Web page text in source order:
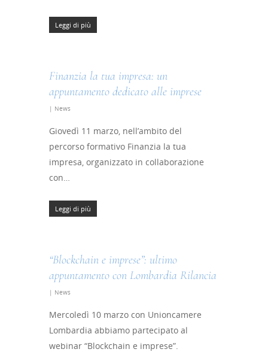
Leggi di più
Finanzia la tua impresa: un
appuntamento dedicato alle imprese
| News
Giovedì 11 marzo, nell’ambito del
percorso formativo Finanzia la tua
impresa, organizzato in collaborazione
con…
Leggi di più
“Blockchain e imprese”: ultimo
appuntamento con Lombardia Rilancia
| News
Mercoledì 10 marzo con Unioncamere
Lombardia abbiamo partecipato al
webinar “Blockchain e imprese”.
Chi siamo
digitali